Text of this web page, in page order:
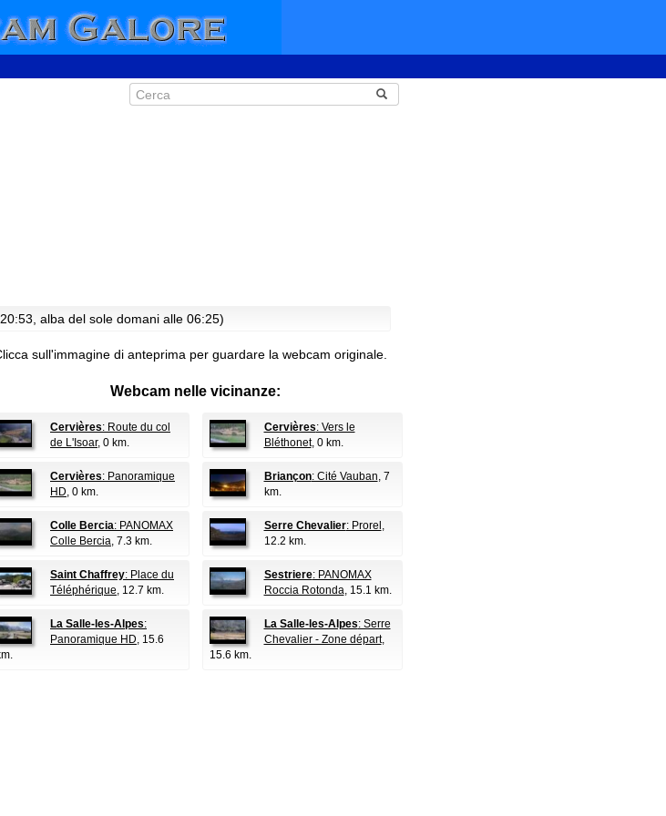
alba del sole domani alle 06:25)
sull'immagine di anteprima per guardare la webcam originale.
Webcam nelle vicinanze:
Cervières: Route du col
de L'Isoar, 0 km.
Cervières: Vers le
Bléthonet, 0 km.
Cervières: Panoramique
HD, 0 km.
Briançon: Cité Vauban, 7
km.
Colle Bercia: PANOMAX
Colle Bercia, 7.3 km.
Serre Chevalier: Prorel ,
12.2 km.
Saint Chaffrey: Place du
Téléphérique, 12.7 km.
Sestriere: PANOMAX
Roccia Rotonda, 15.1 km.
La Salle-les-Alpes:
Panoramique HD, 15.6
La Salle-les-Alpes: Serre
Chevalier - Zone départ,
15.6 km.